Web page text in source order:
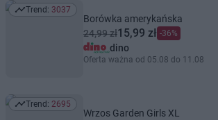
Trend: 3037
Trend: 3037
Borówka amerykańska
24,99 zł15,99 zł -36%
dino
Oferta ważna od 05.08 do 11.08
Trend: 2695
Trend: 2695
Wrzos Garden Girls XL